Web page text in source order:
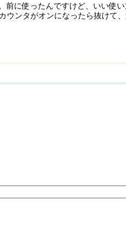
に使ったんですけど、いい使
ウンタがオンになったら抜けて